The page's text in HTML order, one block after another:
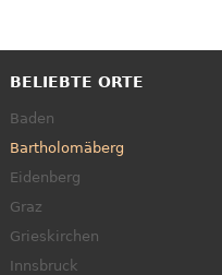
BELIEBTE ORTE
Baden
Bartholomäberg
Eidenberg
Graz
Grieskirchen
Innsbruck